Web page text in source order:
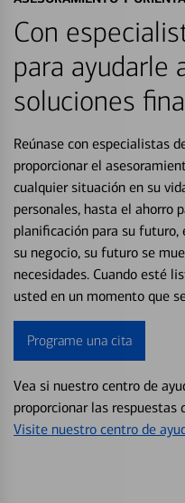
Con
para ayudarle
soluciones
Reúnase con especialistas
proporcionar el
cualquier situación en su
personales, hasta el ahorro
planificación para su
su negocio, su futuro se
necesidades. Cuando esté
usted en un momento que
Programe una cita
Vea si nuestro centro de
proporcionar las respuestas
Visite nuestro centro de